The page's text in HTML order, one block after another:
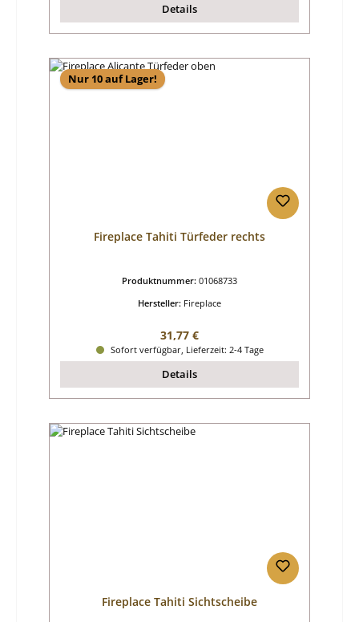
Details
Nur 10 auf Lager!
Fireplace Tahiti Türfeder rechts
Produktnummer: 01068733
Hersteller: Fireplace
Regulärer Preis:
31,77 €
Sofort verfügbar, Lieferzeit: 2-4 Tage
Details
Fireplace Tahiti Sichtscheibe